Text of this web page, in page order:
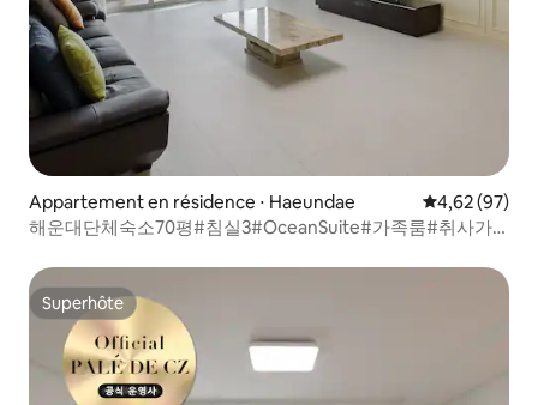
Appartement en résidence ⋅ Haeundae Évaluation
4,62 (97)
해운대단체숙소70평#침실3#OceanSuite#가족룸#취사가
Superhôte
Superhôte